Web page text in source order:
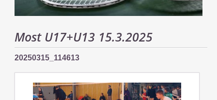
Most U17+U13 15.3.2025
20250315_114613